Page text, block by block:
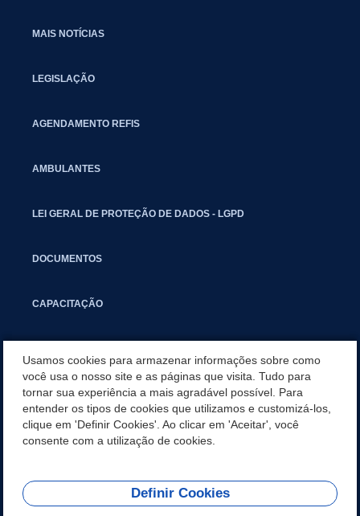
MAIS NOTÍCIAS
LEGISLAÇÃO
AGENDAMENTO REFIS
AMBULANTES
LEI GERAL DE PROTEÇÃO DE DADOS - LGPD
DOCUMENTOS
CAPACITAÇÃO
GUIA RÁPIDO
LEIS E OUTROS (SEMFA - CONSULTA ESPECÍFICA)
REDES SOCIAIS
Usamos cookies para armazenar informações sobre como
você usa o nosso site e as páginas que visita. Tudo para
tornar sua experiência a mais agradável possível. Para
entender os tipos de cookies que utilizamos e customizá-los,
clique em 'Definir Cookies'. Ao clicar em 'Aceitar', você
consente com a utilização de cookies.
Definir Cookies